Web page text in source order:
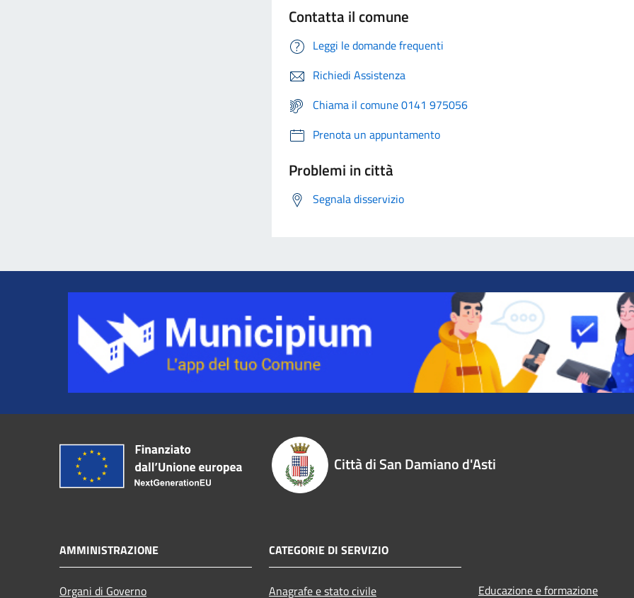
Contatta il comune
Leggi le domande frequenti
Richiedi Assistenza
Chiama il comune 0141 975056
Prenota un appuntamento
Problemi in città
Segnala disservizio
Città di San Damiano d'Asti
AMMINISTRAZIONE
Organi di Governo
CATEGORIE DI SERVIZIO
Anagrafe e stato civile Educazione e formazione